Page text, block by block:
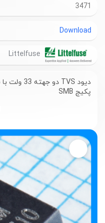
3471
Download
پکیج SMB